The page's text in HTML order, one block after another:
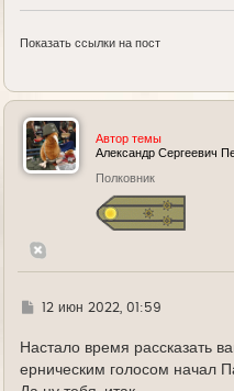
Показать ссылки на пост
Автор темы
Александр Сергеевич
Полковник
Г12 июн 2022, 01:59
Настало время рассказать
ерническим голосом начал